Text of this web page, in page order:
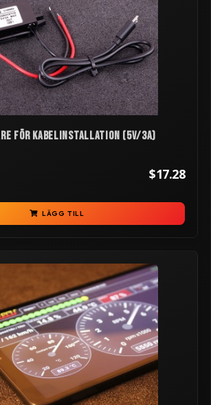
för kabelinstallation (5V/3A)
$17.28
LÄGG TILL